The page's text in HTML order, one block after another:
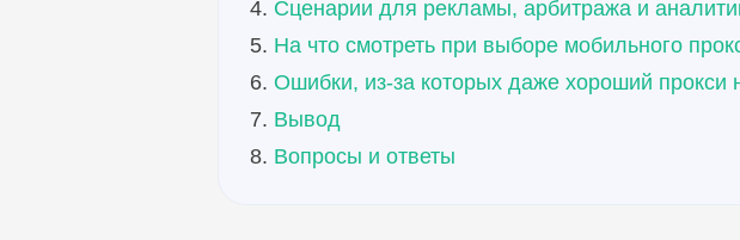
Сценарии для рекламы, арбитража и
На что смотреть при выборе мобильного
Ошибки, из-за которых даже хороший прокси
Вывод
Вопросы и ответы